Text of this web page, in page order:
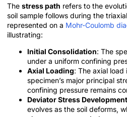
The stress path refers to the
soil sample follows during the
represented on a Mohr-Coulomb
illustrating:
Initial Consolidation: The
under a uniform confining
Axial Loading: The axial load
specimen’s major principal
confining pressure remains
Deviator Stress Development
evolves as the soil deforms,